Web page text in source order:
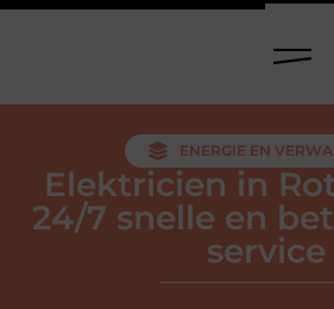
ENERGIE EN
Elektricien in
24/7 snelle en
service